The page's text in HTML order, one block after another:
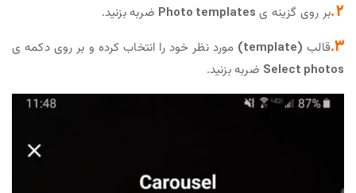
2. بر روی گزینه ی Photo templates ضربه بزنید.
3. قالب (template)
مورد نظر خود را انتخاب کرده و بر روی دکمه ی
Select photos ضربه بزنید.